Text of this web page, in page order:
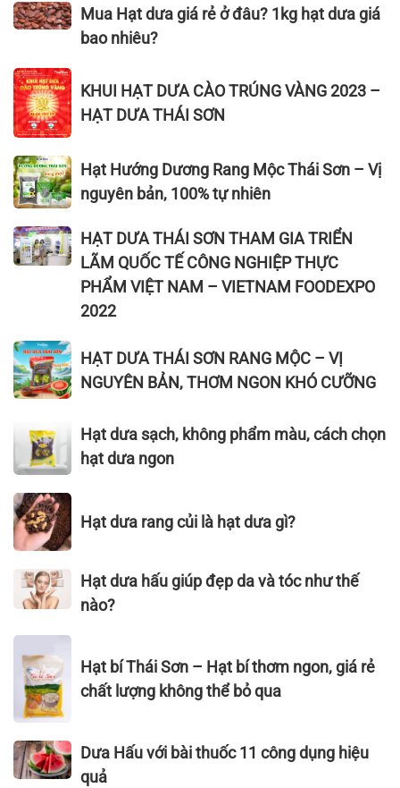
nay
con
thông
Thái
vàng,
bì
đỏ,
bì
nâu
dương
ở
đâu?
Mua
Hạt
giá
rẻ
ở
đâu?
1kg
hạt
dưa
giá
bao
nhiêu?
Mua Hạt dưa giá rẻ ở đâu? 1kg hạt dưa giá
bao nhiêu?
KHUI
HẠT
DƯA
CÀO
TRÚNG
VÀNG
2023
–
HẠT
DƯA
KHUI HẠT DƯA CÀO TRÚNG VÀNG 2023 –
HẠT DƯA THÁI SƠN
Hạt
Hướng
Dương
Rang
Mộc
nguyên
bản,
100%
nhiên
Hạt Hướng Dương Rang Mộc Thái Sơn – Vị
nguyên bản, 100% tự nhiên
HẠT
DƯA
GIA
TRIỂN
LÃM
TẾ
CÔNG
NGHIỆP
THỰC
PHẨM
VIỆT
–
VIETNAM
HẠT DƯA THÁI SƠN THAM GIA TRIỂN
LÃM QUỐC TẾ CÔNG NGHIỆP THỰC
PHẨM VIỆT NAM – VIETNAM FOODEXPO
2022
HẠT
DƯA
THÁI
RANG
MỘC
–
VỊ
NGUYÊN
BẢN,
NGON
KHÓ
HẠT DƯA THÁI SƠN RANG MỘC – VỊ
NGUYÊN BẢN, THƠM NGON KHÓ CƯỠNG
Hạt
dưa
sạch,
không
phẩm
màu,
cách
chọn
hạt
ngon
Hạt dưa sạch, không phẩm màu, cách chọn
hạt dưa ngon
Hạt
dưa
rang
củi
là
hạt
dưa
gì?
Hạt dưa rang củi là hạt dưa gì?
Hạt
dưa
giúp
đẹp
da
và
như
thế
Hạt dưa hấu giúp đẹp da và tóc như thế
nào?
bí
Thái
Sơn
Hạt
bí
Hạt bí Thái Sơn – Hạt bí thơm ngon, giá rẻ
chất lượng không thể bỏ qua
Dưa
Hấu
Dưa Hấu với bài thuốc 11 công dụng hiệu
quả